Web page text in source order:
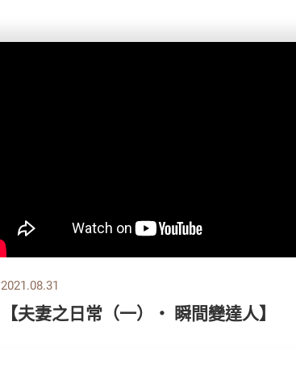
2021.08.31
【夫妻之日常（一）‧ 瞬間變達人】